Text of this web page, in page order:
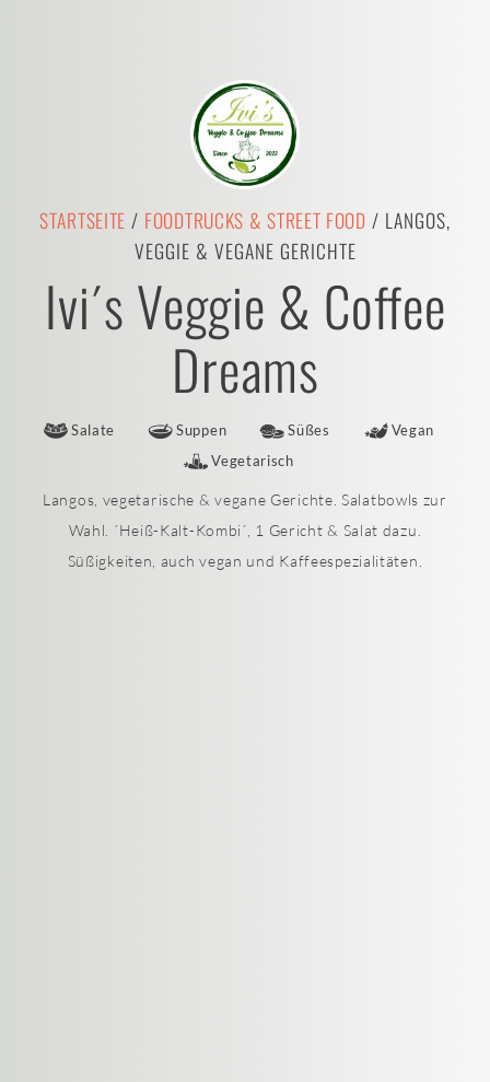
STARTSEITE / FOODTRUCKS & STREET FOOD / LANGOS,
VEGGIE & VEGANE GERICHTE
Ivi´s Veggie & Coffee
Dreams
Salate Suppen Süßes
Vegan
Vegetarisch
Langos, vegetarische & vegane Gerichte. Salatbowls zur
Wahl. ´Heiß-Kalt-Kombi´, 1 Gericht & Salat dazu.
Süßigkeiten, auch vegan und Kaffeespezialitäten.